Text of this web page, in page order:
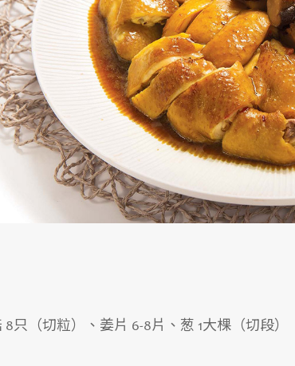
只（切粒）、姜片 6-8片、葱 1大棵（切段）